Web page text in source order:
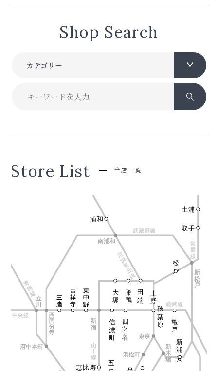
Shop Search
カテゴリー
Store List 全店一覧